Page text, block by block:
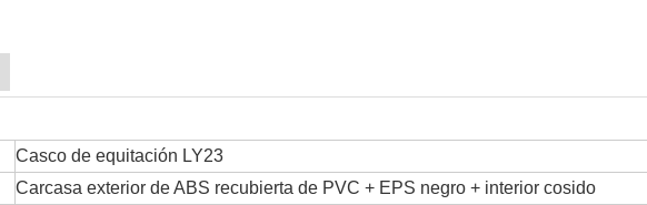
Casco de equitación LY23
Carcasa exterior de ABS recubierta de PVC + EPS negro + interior cosido